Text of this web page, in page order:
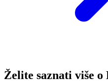
Želite saznati više o